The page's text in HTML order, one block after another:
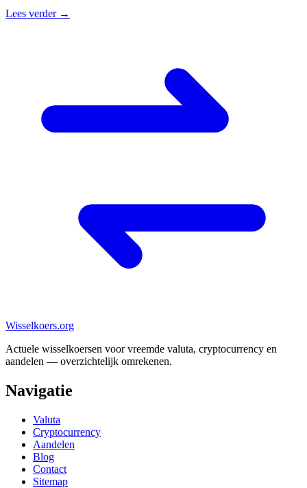
Lees verder →
Wisselkoers.org
Actuele wisselkoersen voor vreemde valuta, cryptocurrency en
aandelen — overzichtelijk omrekenen.
Navigatie
Valuta
Cryptocurrency
Aandelen
Blog
Contact
Sitemap